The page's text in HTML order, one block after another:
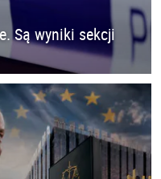
Są wyniki sekcji